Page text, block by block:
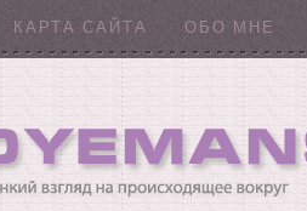
КАРТА САЙТА ОБО МНЕ